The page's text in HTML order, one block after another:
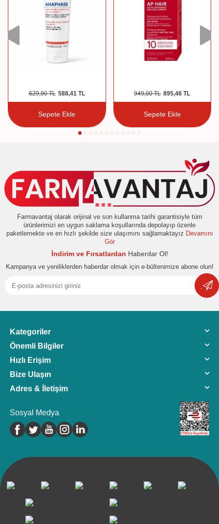
629,90TL 588,41 TL
Sepete Ekle
949,00TL 895,46 TL
Sepete Ekle
Farmavantaj olarak orijinal ve son kullanma tarihi garantisiyle tüm
ürünlerimizi en uygun saklama koşullarında depolayıp özenle
paketlemekte ve en hızlı şekilde size ulaşımını sağlamaktayız Devamını
Gör
İndirim ve Fırsatlardan Haberdar Ol!
Kampanya ve yeniliklerden haberdar olmak için e-bültenimize abone olun!
Kategoriler
Önemli Bilgiler
Hızlı Erişim
Bize Ulaşın
Adres & İletişim
Sosyal Medya